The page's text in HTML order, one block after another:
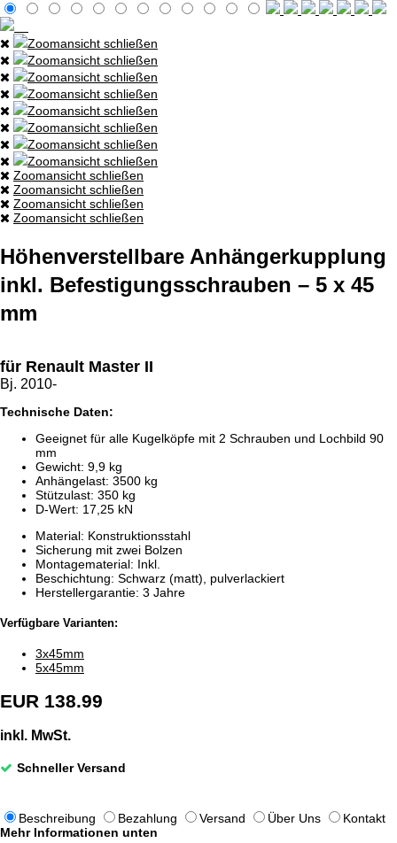
Zoomansicht schließen
Zoomansicht schließen
Zoomansicht schließen
Zoomansicht schließen
Zoomansicht schließen
Zoomansicht schließen
Zoomansicht schließen
Zoomansicht schließen
Zoomansicht schließen
Zoomansicht schließen
Zoomansicht schließen
Zoomansicht schließen
Höhenverstellbare Anhängerkupplung
inkl. Befestigungsschrauben – 5 x 45
mm
für Renault Master II
Bj. 2010-
Technische Daten:
Geeignet für alle Kugelköpfe mit 2 Schrauben und Lochbild 90
mm
Gewicht: 9,9 kg
Anhängelast: 3500 kg
Stützulast: 350 kg
D-Wert: 17,25 kN
Material: Konstruktionsstahl
Sicherung mit zwei Bolzen
Montagematerial: Inkl.
Beschichtung: Schwarz (matt), pulverlackiert
Herstellergarantie: 3 Jahre
Verfügbare Varianten:
3x45mm
5x45mm
EUR 138.99
inkl. MwSt.
Schneller Versand
Beschreibung Bezahlung Versand Über Uns
Kontakt
Mehr Informationen unten